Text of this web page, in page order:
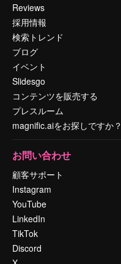
Reviews
採用情報
検索トレンド
ブログ
イベント
Slidesgo
コンテンツを販売する
プレスルーム
magnific.aiをお探しですか？
お問い合わせ
顧客サポート
Instagram
YouTube
LinkedIn
TikTok
Discord